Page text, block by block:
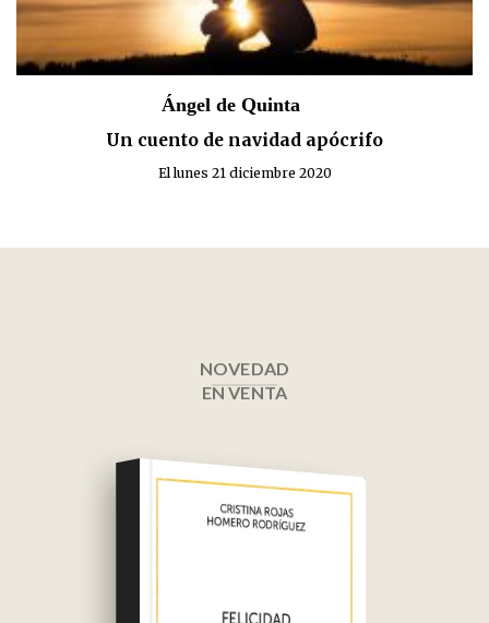
Ángel de Quinta
Un cuento de navidad apócrifo
El lunes 21 diciembre 2020
NOVEDAD
EN VENTA